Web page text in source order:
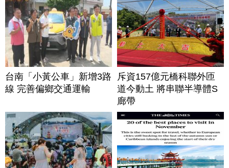
台南「小黃公車」新增3路
線 完善偏鄉交通運輸
斥資157億元橋科聯外匝
道今動土 將串聯半導體S
廊帶